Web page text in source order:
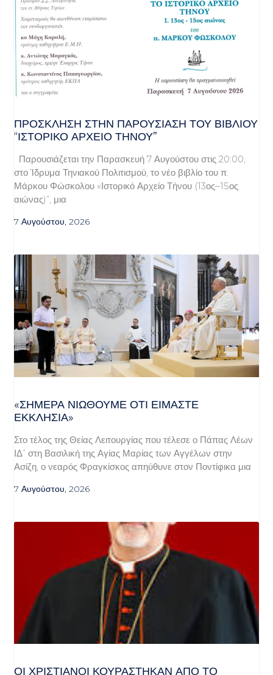
ΠΡΌΣΚΛΗΣΗ ΣΤΗΝ ΠΑΡΟΥΣΊΑΣΗ ΤΟΥ ΒΙΒΛΊΟΥ
“ΙΣΤΟΡΙΚΌ ΑΡΧΕΊΟ ΤΉΝΟΥ”
Παρουσιάζεται την Παρασκευή 7 Αυγούστου στις 20:00,
στο Ίδρυμα Τηνιακού Πολιτισμού, το νέο βιβλίο του π.
Μάρκου Φώσκολου «Ιστορικό Αρχείο Τήνου (13ος–15ος
αιώνας)”, μια
7 Αυγούστου, 2026
«ΣΉΜΕΡΑ ΝΙΏΘΟΥΜΕ ΌΤΙ ΕΊΜΑΣΤΕ
ΕΚΚΛΗΣΊΑ»
Στο τέλος της Θείας Λειτουργίας που τέλεσε ο Πάπας Λέων
ΙΔ΄ στη Βασιλική της Αγίας Μαρίας των Αγγέλων στην
Ασίζη, ο νεαρός Φραγκίσκος απηύθυνε στον Ποντίφικα μια
7 Αυγούστου, 2026
ΟΙ ΧΡΙΣΤΙΑΝΟΊ ΚΟΥΡΆΣΤΗΚΑΝ ΑΠΌ ΤΟ